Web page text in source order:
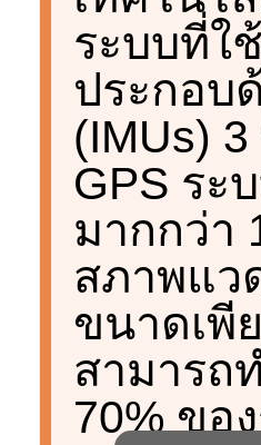
ระบบที่ใ
ประกอบ
(IMUs)
GPS ระ
มากกว่า
สภาพแว
ขนาดเพี
สามารถ
70% ขอ